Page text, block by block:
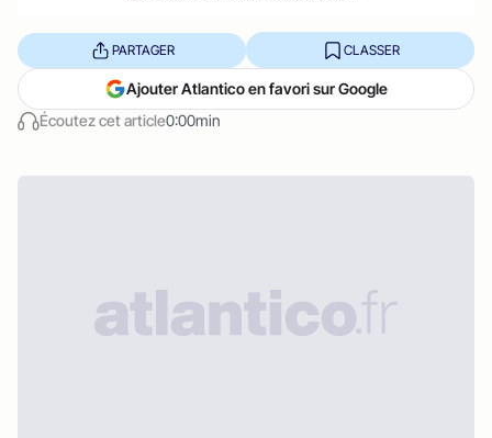
Écoutez cet article0:00min
PARTAGER CLASSER
Ajouter Atlantico en favori sur Google